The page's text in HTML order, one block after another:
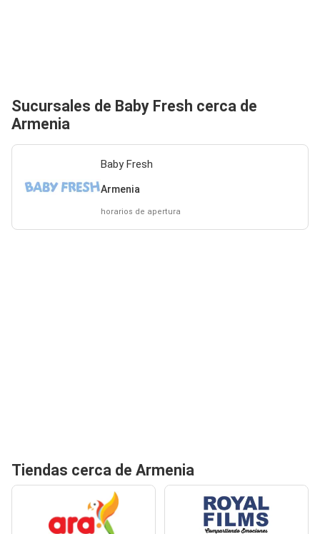
Sucursales de Baby Fresh cerca de
Armenia
Baby Fresh
Armenia
horarios de apertura
Tiendas cerca de Armenia